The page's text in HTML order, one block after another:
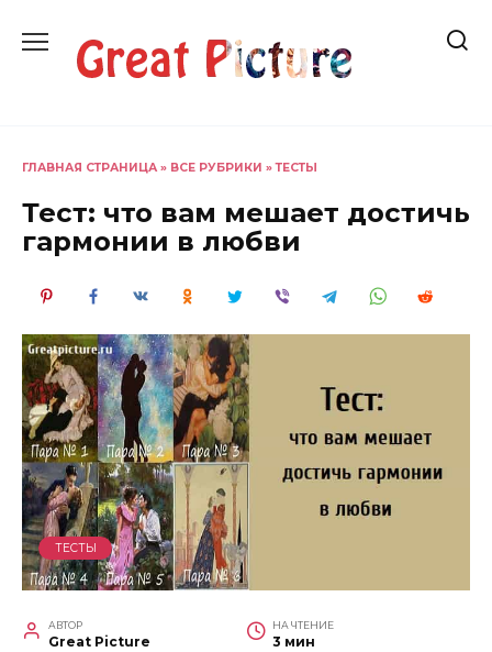
содержанию
ГЛАВНАЯ СТРАНИЦА » ВСЕ РУБРИКИ »ТЕСТЫ
Тест: что вам мешает достичь
гармонии в любви
ТЕСТЫ
АВТОР
Great Picture
НА ЧТЕНИЕ
3 мин